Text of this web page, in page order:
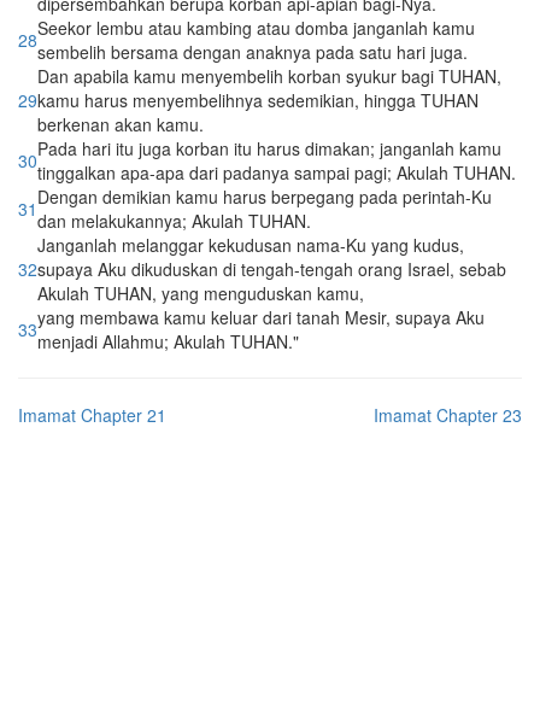
28Seekor lembu atau kambing atau domba janganlah kamu
sembelih bersama dengan anaknya pada satu hari juga.
29
Dan apabila kamu menyembelih korban syukur bagi TUHAN,
kamu harus menyembelihnya sedemikian, hingga TUHAN
berkenan akan kamu.
30Pada hari itu juga korban itu harus dimakan; janganlah kamu
tinggalkan apa-apa dari padanya sampai pagi; Akulah TUHAN.
31 Dengan demikian kamu harus berpegang pada perintah-Ku
dan melakukannya; Akulah TUHAN.
32
Janganlah melanggar kekudusan nama-Ku yang kudus,
supaya Aku dikuduskan di tengah-tengah orang Israel, sebab
Akulah TUHAN, yang menguduskan kamu,
33yang membawa kamu keluar dari tanah Mesir, supaya Aku
menjadi Allahmu; Akulah TUHAN."
Imamat Chapter 21 Imamat Chapter 23